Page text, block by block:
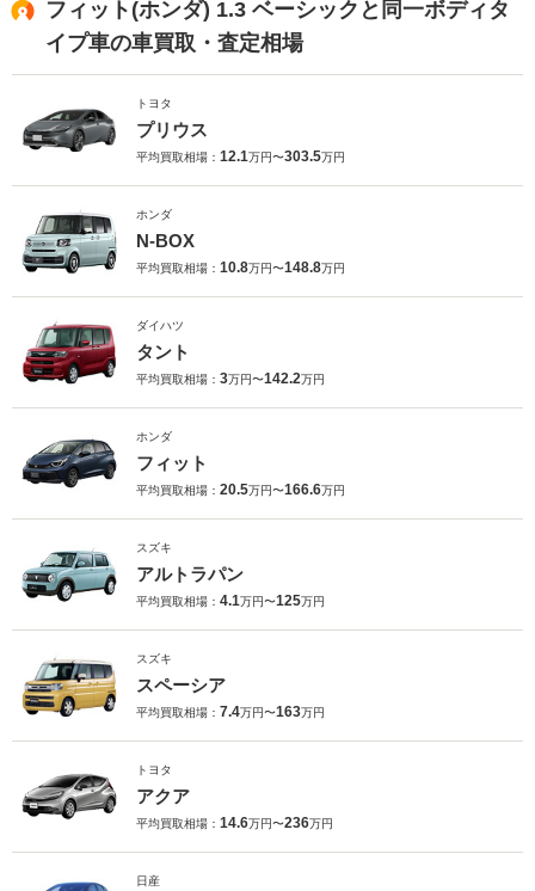
フィット(ホンダ) 1.3 ベーシックと同一ボディタ
イプ車の車買取・査定相場
トヨタ
プリウス
平均買取相場： 12.1万円〜303.5万円
ホンダ
N-BOX
平均買取相場： 10.8万円〜148.8万円
ダイハツ
タント
平均買取相場： 3万円〜142.2万円
ホンダ
フィット
平均買取相場： 20.5万円〜166.6万円
スズキ
アルトラパン
平均買取相場： 4.1万円〜125万円
スズキ
スペーシア
平均買取相場： 7.4万円〜163万円
トヨタ
アクア
平均買取相場： 14.6万円〜236万円
日産